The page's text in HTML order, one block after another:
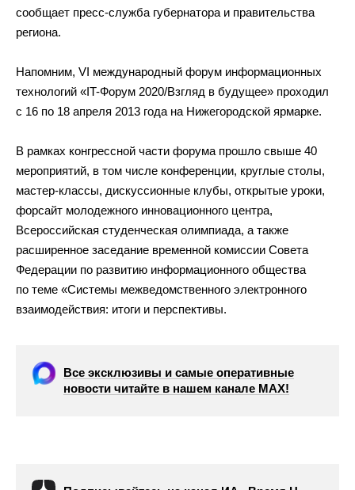
сообщает пресс-служба губернатора и правительства
региона.
Напомним, VI международный форум информационных
технологий «IT-Форум 2020/Взгляд в будущее» проходил
с 16 по 18 апреля 2013 года на Нижегородской ярмарке.
В рамках конгрессной части форума прошло свыше 40
мероприятий, в том числе конференции, круглые столы,
мастер-классы, дискуссионные клубы, открытые уроки,
форсайт молодежного инновационного центра,
Всероссийская студенческая олимпиада, а также
расширенное заседание временной комиссии Совета
Федерации по развитию информационного общества
по теме «Системы межведомственного электронного
взаимодействия: итоги и перспективы.
Все эксклюзивы и самые оперативные
новости читайте в нашем канале МАХ!